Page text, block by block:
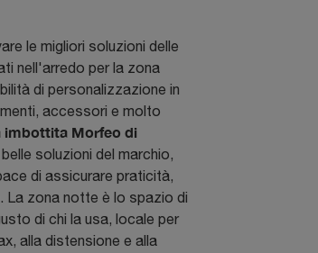
le migliori soluzioni delle
nell'arredo per la zona
di personalizzazione in
accessori e molto
imbottita Morfeo di
soluzioni del marchio,
di assicurare praticità,
La zona notte è lo spazio di
di chi la usa, locale per
alla distensione e alla